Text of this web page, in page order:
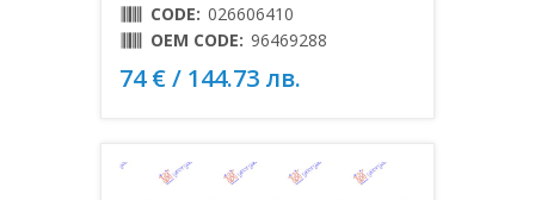
CODE: 026606410
OEM CODE: 96469288
74 € / 144.73 лв.